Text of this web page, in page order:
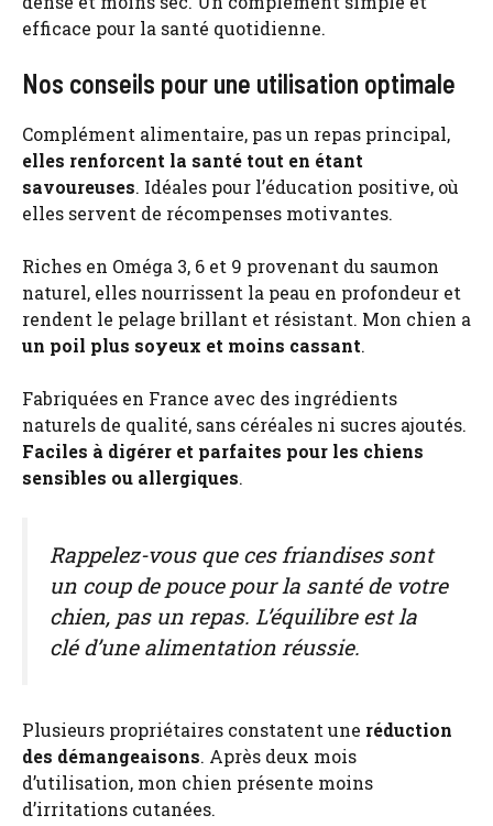
efficace pour la santé quotidienne.
Nos conseils pour une utilisation optimale
Complément alimentaire, pas un repas principal,
elles renforcent la santé tout en étant
savoureuses. Idéales pour l’éducation positive, où
elles servent de récompenses motivantes.
Riches en Oméga 3, 6 et 9 provenant du saumon
naturel, elles nourrissent la peau en profondeur et
rendent le pelage brillant et résistant. Mon chien a
un poil plus soyeux et moins cassant.
Fabriquées en France avec des ingrédients
naturels de qualité, sans céréales ni sucres ajoutés.
Faciles à digérer et parfaites pour les chiens
sensibles ou allergiques.
Rappelez-vous que ces friandises sont
un coup de pouce pour la santé de votre
chien, pas un repas. L’équilibre est la
clé d’une alimentation réussie.
Plusieurs propriétaires constatent une réduction
des démangeaisons. Après deux mois
d’utilisation, mon chien présente moins
d’irritations cutanées.